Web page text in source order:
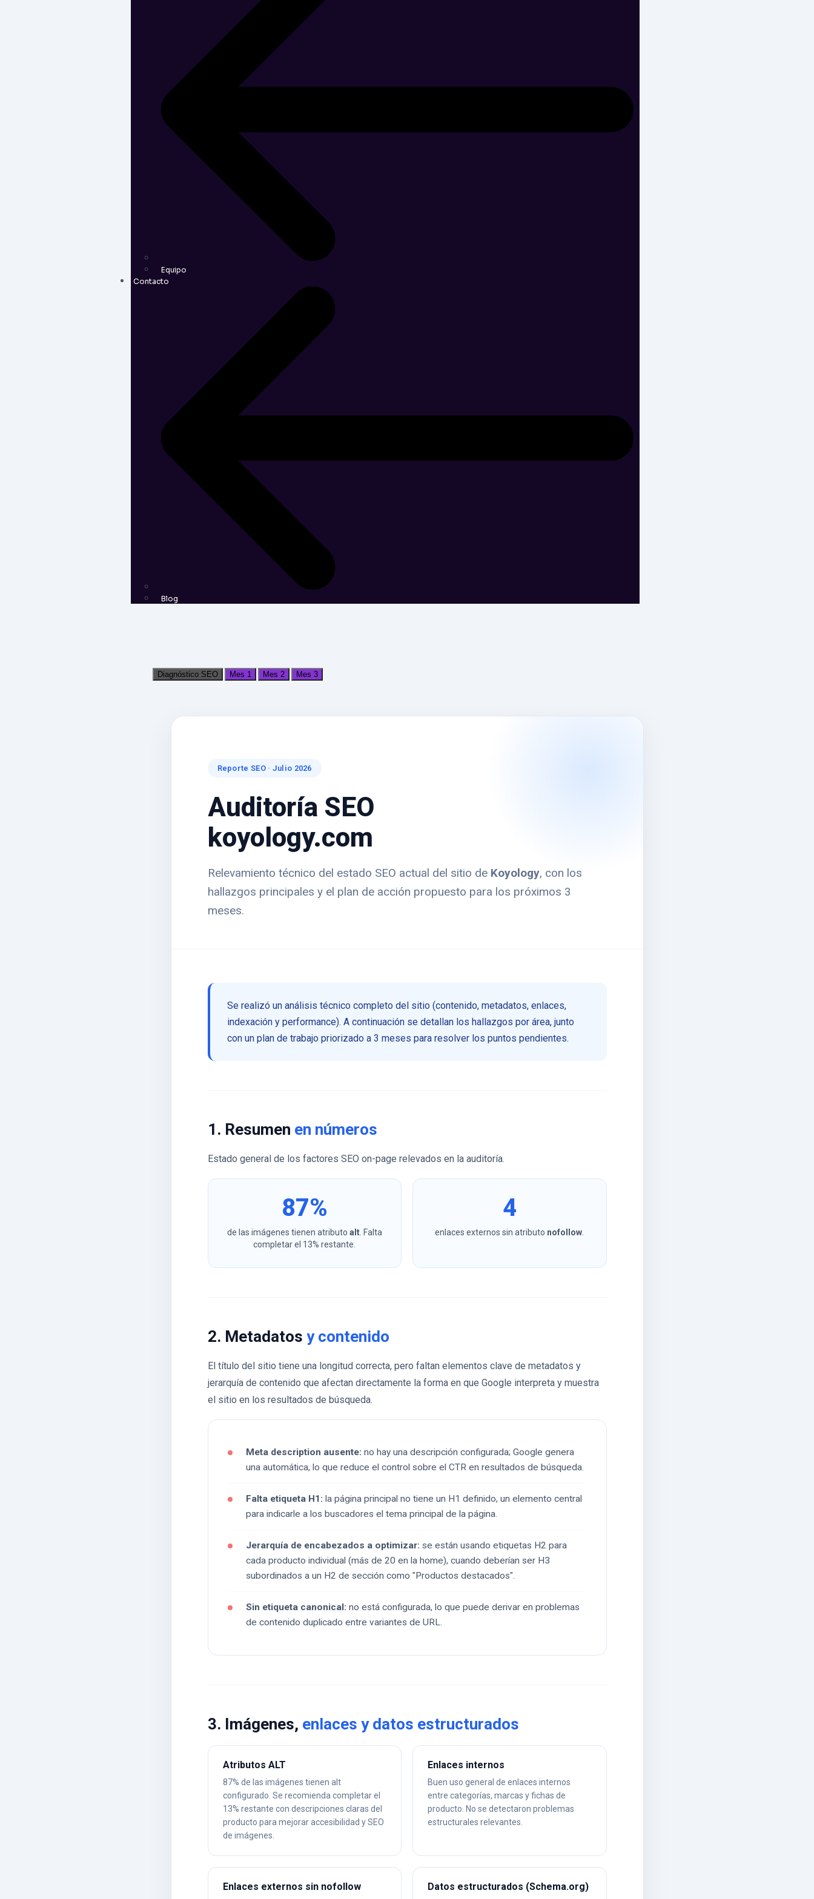
Equipo
Contacto
Blog
Diagnóstico SEO Mes 1 Mes 2 Mes 3
Reporte SEO · Julio 2026
Auditoría SEO
koyology.com
Relevamiento técnico del estado SEO actual del sitio de Koyology, con los
hallazgos principales y el plan de acción propuesto para los próximos 3
meses.
Se realizó un análisis técnico completo del sitio (contenido, metadatos, enlaces,
indexación y performance). A continuación se detallan los hallazgos por área, junto
con un plan de trabajo priorizado a 3 meses para resolver los puntos pendientes.
1. Resumen en números
Estado general de los factores SEO on-page relevados en la auditoría.
87%
de las imágenes tienen atributo alt. Falta
completar el 13% restante.
4
enlaces externos sin atributo nofollow
2. Metadatos y contenido
El título del sitio tiene una longitud correcta, pero faltan elementos clave de metadatos y
jerarquía de contenido que afectan directamente la forma en que Google interpreta y muestra
el sitio en los resultados de búsqueda.
Meta description ausente: no hay una descripción configurada; Google genera
una automática, lo que reduce el control sobre el CTR en resultados de búsqueda.
Falta etiqueta H1: la página principal no tiene un H1 definido, un elemento central
para indicarle a los buscadores el tema principal de la página.
Jerarquía de encabezados a optimizar: se están usando etiquetas H2 para
cada producto individual (más de 20 en la home), cuando deberían ser H3
subordinados a un H2 de sección como "Productos destacados".
Sin etiqueta canonical: no está configurada, lo que puede derivar en problemas
de contenido duplicado entre variantes de URL.
3. Imágenes, enlaces y datos estructurados
Atributos ALT
87% de las imágenes tienen alt
configurado. Se recomienda completar el
13% restante con descripciones claras del
producto para mejorar accesibilidad y SEO
de imágenes.
Enlaces internos
Buen uso general de enlaces internos
entre categorías, marcas y fichas de
producto. No se detectaron problemas
estructurales relevantes.
Enlaces externos sin nofollow Datos estructurados (Schema.org)